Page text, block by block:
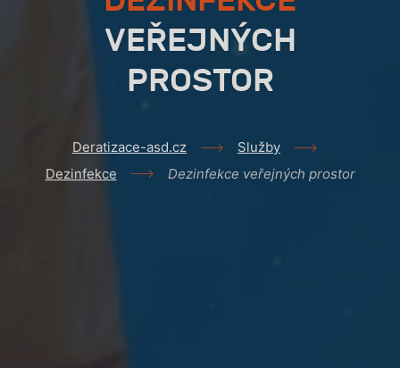
VEŘEJNÝCH
PROSTOR
Deratizace-asd.cz
Služby
Dezinfekce
Dezinfekce veřejných prostor